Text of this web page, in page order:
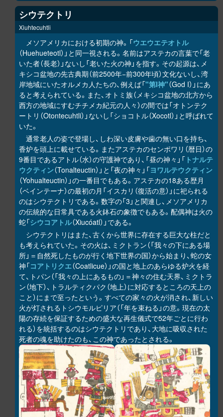
シウテクトリ
Xiuhtecuhtli
メソアメリカにおける初期の神。「ウエウエテオトル
（Huehueteotl）」と同一視される。名前はアステカの言葉で「老
いた者（長老）」ないし「老いた火の神」を指す。その起源は、メ
キシコ盆地の先古典期（前2500年−前300年頃）文化ないし、湾
岸地域にいたオルメカ人たちの、例えば「"第I神"（God I）」にあ
ると考えられている。また、オトミ族（メキシコ盆地の北方から
西方の地域にすむチチメカ紀元の人々）の間では「オトンテク
ートリ（Otontecuhtli）」ないし「ショコトル（Xocotl）」と呼ばれて
いた。
通常老人の姿で登場し、しわ深い皮膚や歯の無い口を持ち、
香炉を頭上に載せている。またアステカのセンポワリ（暦日）の
9番目であるアトル（水）の守護神であり、「昼の神々」「 トナルテ
ウクティン（Tonalteuctin）」と「夜の神々」「ヨワルテウクティン
（Yohualteuctin）」の一番目でもある。アステカの18ある歴月
（ベインテーナ）の最初の月「イスカリ（復活の意）」に祀られる
のはシウテクトリである。数字の「3」と関連し、メソアメリカ
の伝統的な日常具である火鉢石の象徴でもある。配偶神は火の
蛇「シウコアトル（Xiucóatl）」である。
シウテクトリはまた、古くから世界に存在する巨大な柱だと
も考えられていた。その火は、ミクトラン（「我々の下にある場
所」＝自然死したものが行く地下世界の国）から始まり、蛇の女
神「コアトリクエ（Coatlicue）」の国と地上のあらゆる炉火を経
て、トパン（「我々の上にあるもの」＝神々の住む天界、ミクトラ
ン（地下）、トラルティクパク（地上）に対応するところの天上の
こと）にまで至ったという。すべての家々の火が消され、新しい
火が灯されるトシウモルピリア（「年を束ねる」の意。現在の太
陽の存続を保証するための盛大な再生儀式で52年ごとに行わ
れる）を統括するのはシウテクトリであり、大地に吸収された
死者の魂を助けたのも、この神であったとされる。